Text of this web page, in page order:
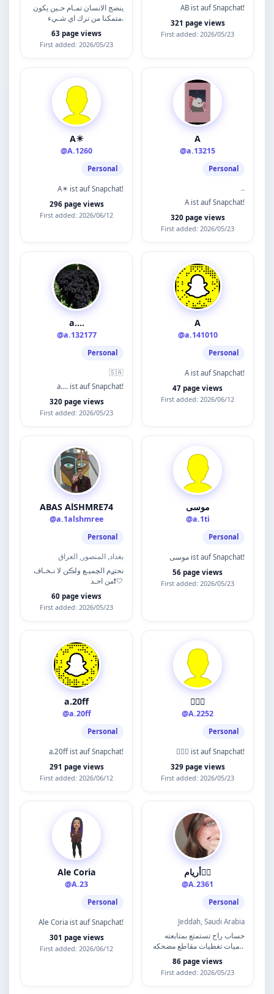
ينضج الانسان تمـام حـين يكون
متمكنا من ترك اي شـيء.
63 page views
First added: 2026/05/23
AB ist auf Snapchat!
321 page views
First added: 2026/05/23
A✴️
@A.1260
Personal
A✴️ ist auf Snapchat!
296 page views
First added: 2026/06/12
A
@a.13215
Personal
..
A ist auf Snapchat!
320 page views
First added: 2026/05/23
a….
@a.132177
Personal
🇸🇦
a…. ist auf Snapchat!
320 page views
First added: 2026/05/23
A
@a.141010
Personal
A ist auf Snapchat!
47 page views
First added: 2026/06/12
ABAS AlSHMRE74
@a.1alshmree
Personal
بغداد, المنصور, العراق
نحتࢪم الچميـع ولڪن لا نـخـاف
من احـد❗️🤍
60 page views
First added: 2026/05/23
موسى
@a.1ti
Personal
موسى ist auf Snapchat!
56 page views
First added: 2026/05/23
a.20ff
@a.20ff
Personal
a.20ff ist auf Snapchat!
291 page views
First added: 2026/06/12
🙋🏾‍♂️
@A.2252
Personal
🙋🏾‍♂️ ist auf Snapchat!
329 page views
First added: 2026/05/23
Ale Coria
@A.23
Personal
Ale Coria ist auf Snapchat!
301 page views
First added: 2026/06/12
أريام🧚‍♀️
@A.2361
Personal
Jeddah, Saudi Arabia
حساب راح تستمتع بمتابعته
يوميات تغطيات مقاطع مضحكه
86 page views
First added: 2026/05/23